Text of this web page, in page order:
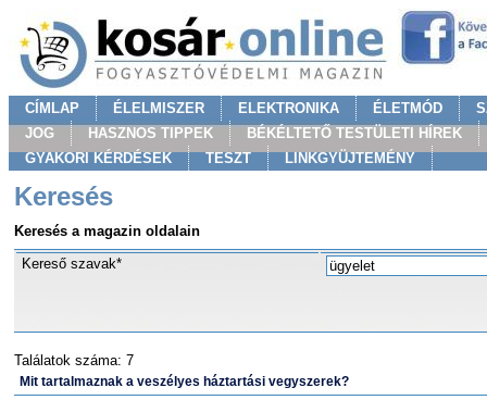
CÍMLAP ÉLELMISZER ELEKTRONIKA ÉLETMÓD
JOG
HASZNOS TIPPEK
BÉKÉLTETŐ TESTÜLETI HÍREK
GYAKORI KÉRDÉSEK
TESZT LINKGYÜJTEMÉNY
Keresés
Keresés a magazin oldalain
Kereső szavak*
Találatok száma: 7
Mit tartalmaznak a veszélyes háztartási vegyszerek?